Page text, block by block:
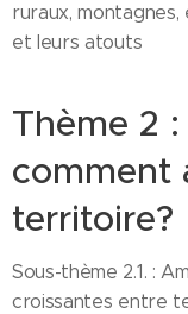
ruraux,
et leurs atouts
Thème 2
comment
territoire?
Sous-thème 2.1. :
croissantes entre